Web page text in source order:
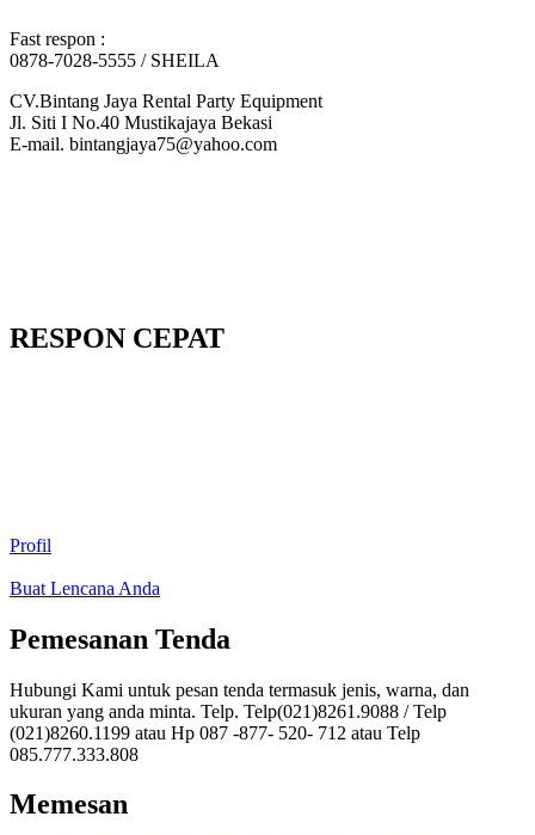
Fast respon :
0878-7028-5555 / SHEILA
CV.Bintang Jaya Rental Party Equipment
Jl. Siti I No.40 Mustikajaya Bekasi
E-mail. bintangjaya75@yahoo.com
RESPON CEPAT
Profil
Buat Lencana Anda
Pemesanan Tenda
Hubungi Kami untuk pesan tenda termasuk jenis, warna, dan
ukuran yang anda minta. Telp. Telp(021)8261.9088 / Telp
(021)8260.1199 atau Hp 087 -877- 520- 712 atau Telp
085.777.333.808
Memesan